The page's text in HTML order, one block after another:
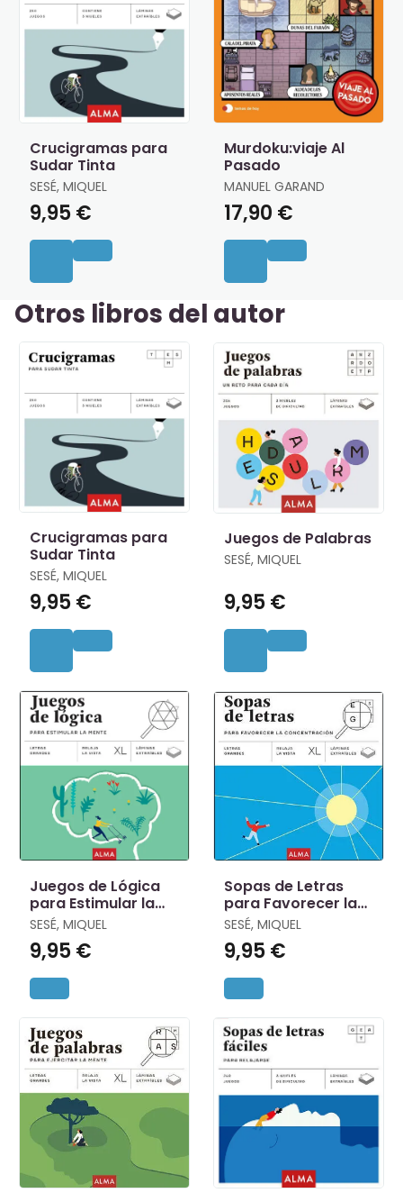
Crucigramas para
Sudar Tinta
SESÉ, MIQUEL
9,95 €
Murdoku:viaje Al
Pasado
MANUEL GARAND
17,90 €
Otros libros del autor
Crucigramas para
Sudar Tinta
SESÉ, MIQUEL
9,95 €
Juegos de Palabras
SESÉ, MIQUEL
9,95 €
Juegos de Lógica
para Estimular la
Mente (Xl)
SESÉ, MIQUEL
9,95 €
Sopas de Letras
para Favorecer la
Concentración (Xl)
SESÉ, MIQUEL
9,95 €